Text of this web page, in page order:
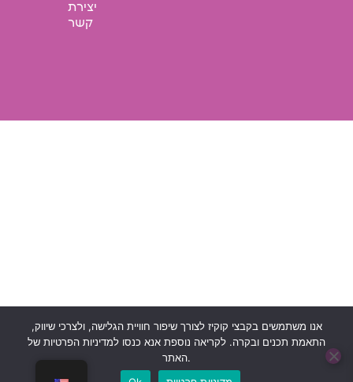
יצירת
קשר
אנו משתמשים בקבצי קוקיז לצורך שיפור חוויית הגלישה, ולצרכי שיווק,
התאמת תכנים ובקרה. לקריאה נוספת אנא כנסו למדיניות הפרטיות של
האתר.